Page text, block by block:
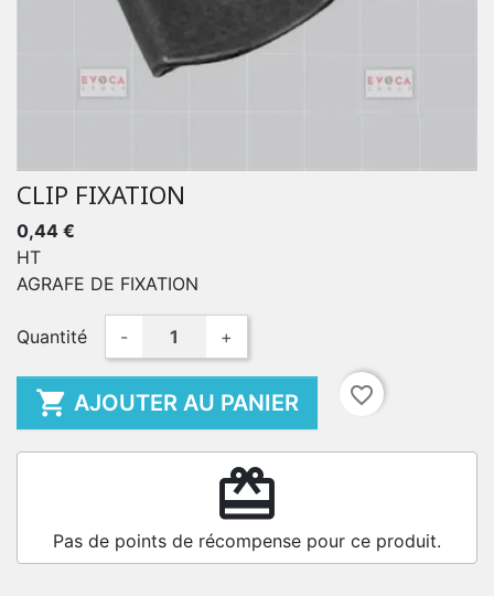
CLIP FIXATION
0,44 €
HT
AGRAFE DE FIXATION
Quantité - +
 AJOUTER AU PANIER favorite_border
redeem
Pas de points de récompense pour ce produit.